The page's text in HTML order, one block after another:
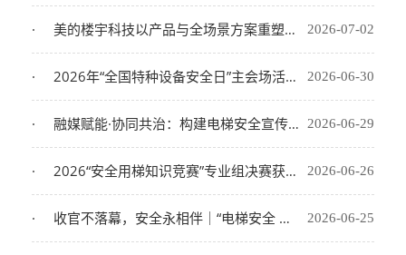
美的楼宇科技以产品与全场景方案重塑电梯行业新生态 2026-07-02
2026年“全国特种设备安全日”主会场活动在沪举办 2026-06-30
融媒赋能·协同共治：构建电梯安全宣传新格局 ——上海市电梯行业协会在2026年特种设备安全宣传交流会上专题发言 2026-06-29
2026“安全用梯知识竞赛”专业组决赛获奖名单公布 2026-06-26
收官不落幕，安全永相伴｜“电梯安全 一路厢伴” 2026安全用梯公益知识竞赛完美落幕 2026-06-25